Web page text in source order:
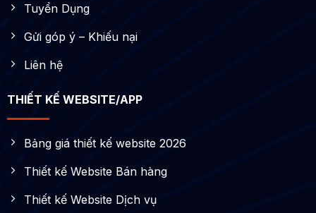
Tuyển Dụng
Gửi góp ý – Khiếu nại
Liên hệ
THIẾT KẾ WEBSITE/APP
Bảng giá thiết kế website 2026
Thiết kế Website Bán hàng
Thiết kế Website Dịch vụ